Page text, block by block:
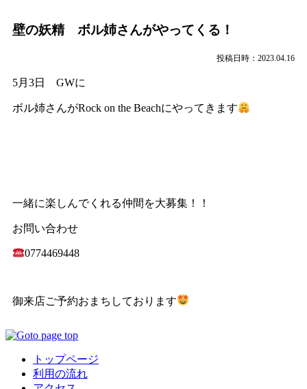
壁の妖精 ボル姉さんがやってくる！
投稿日時：2023.04.16
5月3日 GWに
ボル姉さんがRock on the Beachにやってきます
一緒に楽しんでくれる仲間を大募集！！
お問い合わせ
0774469448
御来店ご予約おまちしております
トップページ
利用の流れ